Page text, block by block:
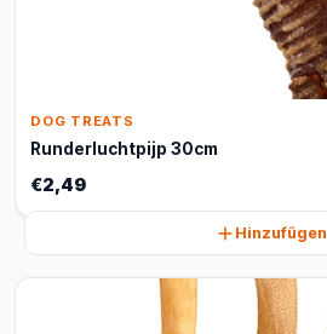
DOG TREATS
Runderluchtpijp 30cm
€2,49
Hinzufügen